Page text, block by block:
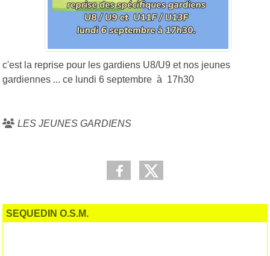
c'est la reprise pour les gardiens U8/U9 et nos jeunes
gardiennes ... ce lundi 6 septembre à 17h30
LES JEUNES GARDIENS
SEQUEDIN O.S.M.